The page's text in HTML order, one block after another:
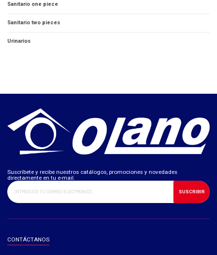
Sanitario one piece
Sanitario two pieces
Urinarios
Suscríbete y recibe nuestros catálogos, promociones y novedades
directamente en tu e-mail.
SUSCRIBIR
CONTÁCTANOS